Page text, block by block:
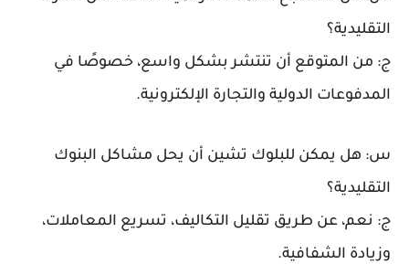
التقليدية؟
ج: من المتوقع أن تنتشر بشكل واسع، خصوصًا في
المدفوعات الدولية والتجارة الإلكترونية.
س: هل يمكن للبلوك تشين أن يحل مشاكل البنوك
التقليدية؟
ج: نعم، عن طريق تقليل التكاليف، تسريع المعاملات،
وزيادة الشفافية.